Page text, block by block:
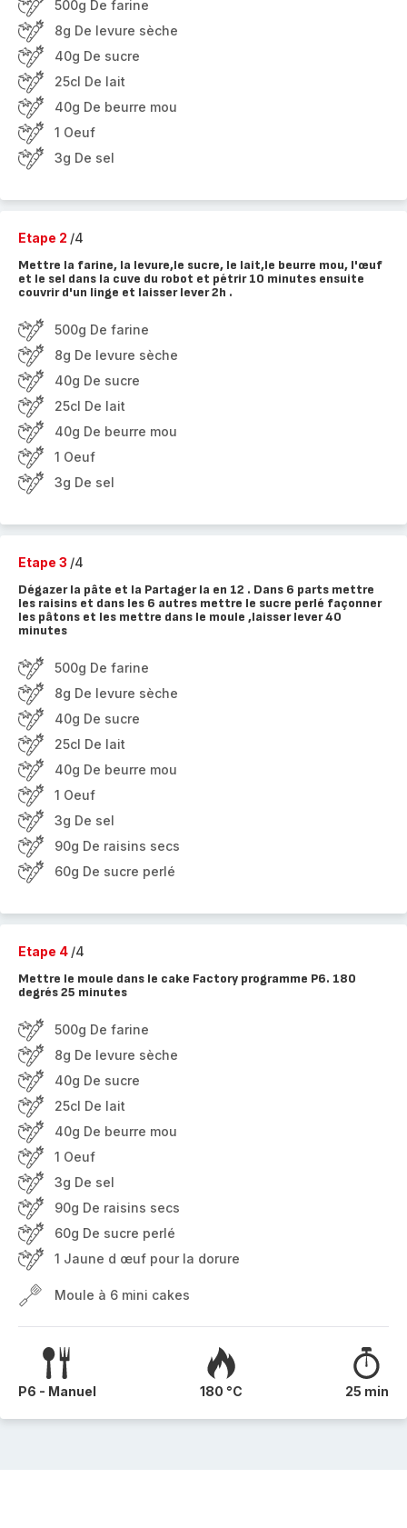
500g De farine
8g De levure sèche
40g De sucre
25cl De lait
40g De beurre mou
1 Oeuf
3g De sel
Etape 2 /4
Mettre la farine, la levure,le sucre, le lait,le beurre mou, l'œuf
et le sel dans la cuve du robot et pétrir 10 minutes ensuite
couvrir d'un linge et laisser lever 2h .
500g De farine
8g De levure sèche
40g De sucre
25cl De lait
40g De beurre mou
1 Oeuf
3g De sel
Etape 3 /4
Dégazer la pâte et la Partager la en 12 . Dans 6 parts mettre
les raisins et dans les 6 autres mettre le sucre perlé façonner
les pâtons et les mettre dans le moule ,laisser lever 40
minutes
500g De farine
8g De levure sèche
40g De sucre
25cl De lait
40g De beurre mou
1 Oeuf
3g De sel
90g De raisins secs
60g De sucre perlé
Etape 4 /4
Mettre le moule dans le cake Factory programme P6. 180
degrés 25 minutes
500g De farine
8g De levure sèche
40g De sucre
25cl De lait
40g De beurre mou
1 Oeuf
3g De sel
90g De raisins secs
60g De sucre perlé
1 Jaune d œuf pour la dorure
Moule à 6 mini cakes
P6 - Manuel 180 °C 25 min